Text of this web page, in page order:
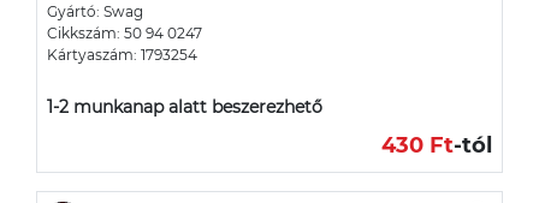
Gyártó: Swag
Cikkszám: 50 94 0247
Kártyaszám: 1793254
1-2 munkanap alatt beszerezhető
430 Ft-tól